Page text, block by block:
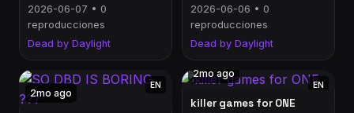
2026-06-07 • 0
reproducciones
Dead by Daylight
2026-06-06 • 0
reproducciones
Dead by Daylight
2mo ago
EN
2mo ago
EN
killer games for ONE